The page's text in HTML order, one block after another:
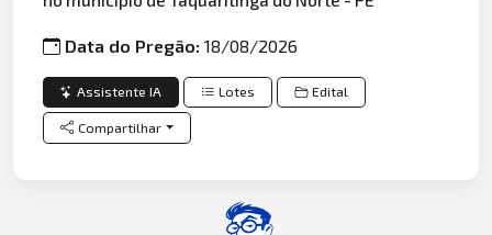
Data do Pregão:18/08/2026
Assistente IA Lotes Edital
Compartilhar